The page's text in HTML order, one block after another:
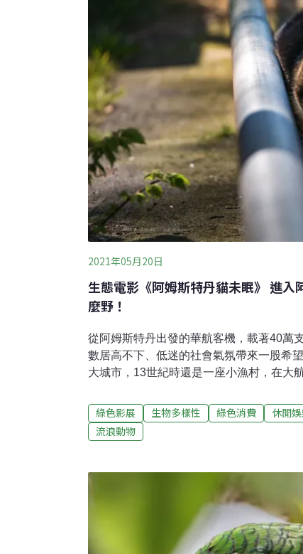
可以一天只睡兩小時，這兩小時還要靠零
2021年05月20日
生態電影《阿姆斯特丹貓未眠》 進入
麼野！
從阿姆斯特丹出發的華航客機，載著40萬
數居高不下、低迷的社會氣氛帶來一股希
大城市，13世紀時還是一座小漁村，在大
特丹為主題的生態電影，透過一隻叫「阿
具包容力的城市「狂野」的一面。筆者近
目睹一隻巨大的溝鼠啣著細長物件穿梭而
呼，不過想想，牠所犯的錯誤，也不過就
都市中的生物有多少察覺？本片原名「野
Amsterdam），顧名思義就是探討這座城
然是以城市中定居的野生動物來定義。跟
老練的「鋼筋叢林之王」人
綠色影展 生物多樣性 綠色消費 休閒
流浪動物